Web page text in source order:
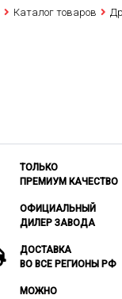
Каталог товаров
ТОЛЬКО
ПРЕМИУМ КАЧЕСТВО
ОФИЦИАЛЬНЫЙ
ДИЛЕР ЗАВОДА
ДОСТАВКА
ВО ВСЕ РЕГИОНЫ РФ
МОЖНО